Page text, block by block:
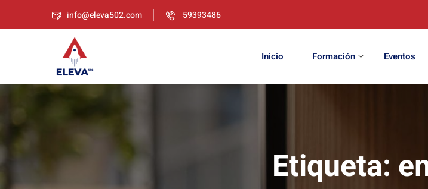
info@eleva502.com 59393486
Inicio Formación Eventos
Etiqueta: